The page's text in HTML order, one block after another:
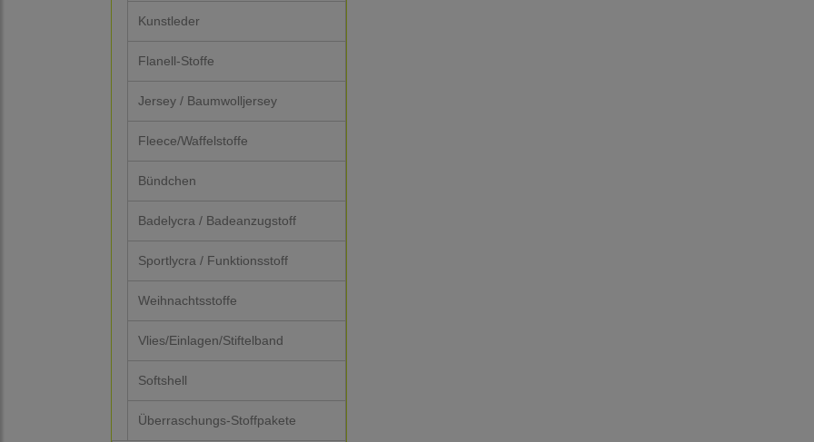
Kunstleder
Flanell-Stoffe
Jersey / Baumwolljersey
Fleece/Waffelstoffe
Bündchen
Badelycra / Badeanzugstoff
Sportlycra / Funktionsstoff
Weihnachtsstoffe
Vlies/Einlagen/Stiftelband
Softshell
Überraschungs-Stoffpakete